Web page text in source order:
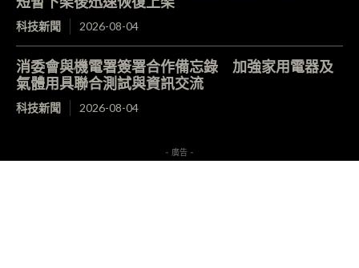
科技新聞 2026-08-04
消委會與機電署簽署合作備忘錄 加強家用電器及
氣體用具聯合測試與資訊交流
科技新聞 2026-08-04
- 廣告 -